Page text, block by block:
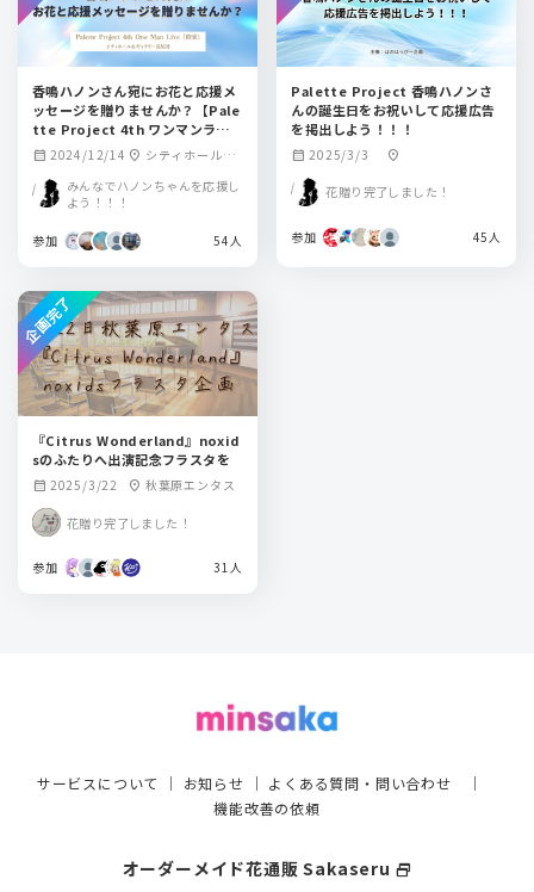
香鳴ハノンさん宛にお花と応援メ
ッセージを贈りませんか？【Pale
tte Project 4th ワンマンライ
ブ「約束」】
calendar_month 2024/12/14 location_on シティホール＆
みんなでハノンちゃんを応援し
よう！！！
参加 54人
Palette Project 香鳴ハノンさ
んの誕生日をお祝いして応援広告
を掲出しよう！！！
calendar_month 2025/3/3 location_on
花贈り完了しました！
参加 45人
『Citrus Wonderland』noxid
sのふたりへ出演記念フラスタを
calendar_month 2025/3/22 location_on 秋葉原エンタス
花贈り完了しました！
参加 31人
企画完了
サービスについて ｜ お知らせ ｜ よくある質問・問い合わせ ｜
機能改善の依頼
オーダーメイド花通販 Sakaseru select_window